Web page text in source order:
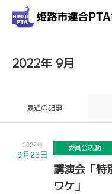
2022年 9月
最近の記事
2022年
9月23日
委員会活動
講演会「特
ワケ」
輪番表
各種ダウンロード